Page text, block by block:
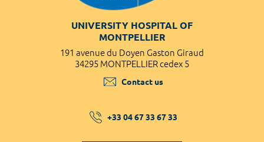
UNIVERSITY HOSPITAL OF
MONTPELLIER
191 avenue du Doyen Gaston Giraud
34295 MONTPELLIER cedex 5
Contact us
+33 04 67 33 67 33